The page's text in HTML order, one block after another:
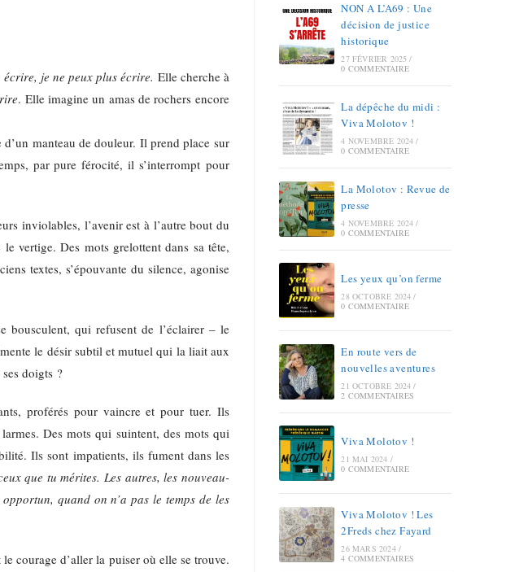
écrire, je ne peux plus écrire. Elle cherche à
. Elle imagine un amas de rochers encore
manteau de douleur. Il prend place sur
par pure férocité, il s’interrompt pour
inviolables, l’avenir est à l’autre bout du
vertige. Des mots grelottent dans sa tête,
textes, s’épouvante du silence, agonise
bousculent, qui refusent de l’éclairer – le
le désir subtil et mutuel qui la liait aux
doigts ?
proférés pour vaincre et pour tuer. Ils
Des mots qui suintent, des mots qui
Ils sont impatients, ils fument dans les
que tu mérites. Les autres, les nouveau-
quand on n’a pas le temps de les
courage d’aller la puiser où elle se trouve.
NON A L’A69 : Une
décision de justice
historique
27 FÉVRIER 2025 /
0 COMMENTAIRE
La dépêche du midi :
Viva Molotov !
4 NOVEMBRE 2024 /
0 COMMENTAIRE
La Molotov : Revue de
presse
4 NOVEMBRE 2024 /
0 COMMENTAIRE
Les yeux qu’on ferme
28 OCTOBRE 2024 /
0 COMMENTAIRE
En route vers de
nouvelles aventures
21 OCTOBRE 2024 /
2 COMMENTAIRES
Viva Molotov !
21 MAI 2024 /
0 COMMENTAIRE
Viva Molotov ! Les
2Freds chez Fayard
26 MARS 2024 /
4 COMMENTAIRES